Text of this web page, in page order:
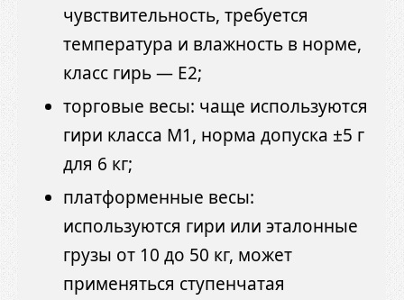
чувствительность, требуется
температура и влажность в норме,
класс гирь — E2;
торговые весы: чаще используются
гири класса M1, норма допуска ±5 г
для 6 кг;
платформенные весы:
используются гири или эталонные
грузы от 10 до 50 кг, может
применяться ступенчатая